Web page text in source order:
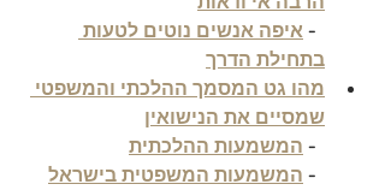
איפה אנשים נוטים לטעות
בתחילת הדרך
מהו גט המסמך ההלכתי והמשפטי
שמסיים את הנישואין
המשמעות ההלכתית
המשמעות המשפטית בישראל